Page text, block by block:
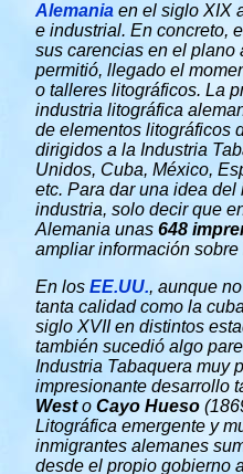
Alemania en el siglo XIX
e industrial. En concreto,
sus carencias en el plano
permitió, llegado el
o talleres litográficos. La
industria litográfica
de elementos litográficos
dirigidos a la Industria
Unidos, Cuba, México,
etc. Para dar una idea
industria, solo decir que
Alemania unas 648
ampliar información sobre
En los EE.UU., aunque
tanta calidad como la
siglo XVII en distintos
también sucedió algo
Industria Tabaquera muy
impresionante desarrollo
Westo Cayo Hueso
Litográfica emergente y
inmigrantes alemanes
desde el propio gobierno